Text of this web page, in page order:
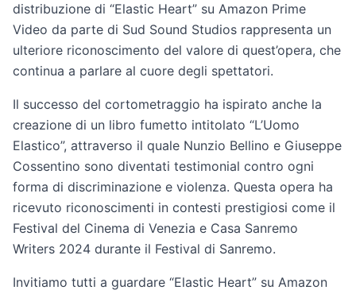
distribuzione di “Elastic Heart” su Amazon Prime
Video da parte di Sud Sound Studios rappresenta un
ulteriore riconoscimento del valore di quest’opera, che
continua a parlare al cuore degli spettatori.
Il successo del cortometraggio ha ispirato anche la
creazione di un libro fumetto intitolato “L’Uomo
Elastico”, attraverso il quale Nunzio Bellino e Giuseppe
Cossentino sono diventati testimonial contro ogni
forma di discriminazione e violenza. Questa opera ha
ricevuto riconoscimenti in contesti prestigiosi come il
Festival del Cinema di Venezia e Casa Sanremo
Writers 2024 durante il Festival di Sanremo.
Invitiamo tutti a guardare “Elastic Heart” su Amazon